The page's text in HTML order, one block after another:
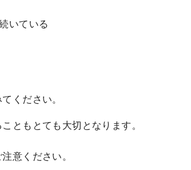
いている
ください。
ともとても大切となります。
意ください。